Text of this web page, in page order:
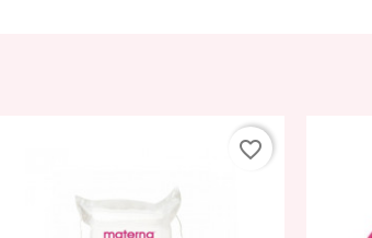
favorite_border